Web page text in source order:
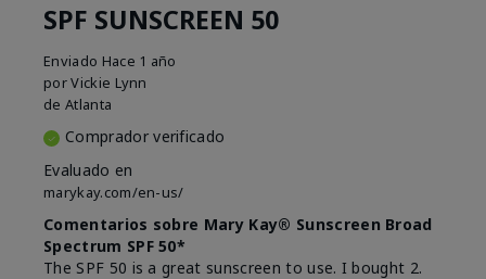
SPF SUNSCREEN 50
Enviado Hace 1 año
porVickie Lynn
de Atlanta
Comprador verificado
Evaluado en
marykay.com/en-us/
Comentarios sobre Mary Kay® Sunscreen Broad
Spectrum SPF 50*
The SPF 50 is a great sunscreen to use. I bought 2.